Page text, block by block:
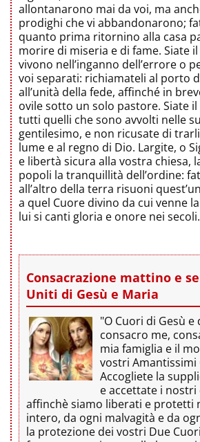
allontanarono mai da voi, ma
prodighi che vi abbandonarono;
quanto prima ritornino alla casa
morire di miseria e di fame. Siate
vivono nell’inganno dell’errore o
voi separati: richiamateli al porto
all’unità della fede, affinché in
ovile sotto un solo pastore. Siate
tutti quelli che sono avvolti nelle
gentilesimo, e non ricusate di
lume e al regno di Dio. Largite, o
e libertà sicura alla vostra chiesa,
popoli la tranquillità dell’ordine:
all’altro della terra risuoni
a quel Cuore divino da cui venne
lui si canti gloria e onore nei
Consacrazione mattino e
Uniti di Gesù e Maria
"O Cuori di Gesù e
consacro me,
mia famiglia e il
vostri Amantissimi
Accogliete la
e accettate i
affinchè siamo liberati e protetti
intero, da ogni malvagità e da
la protezione dei vostri Due